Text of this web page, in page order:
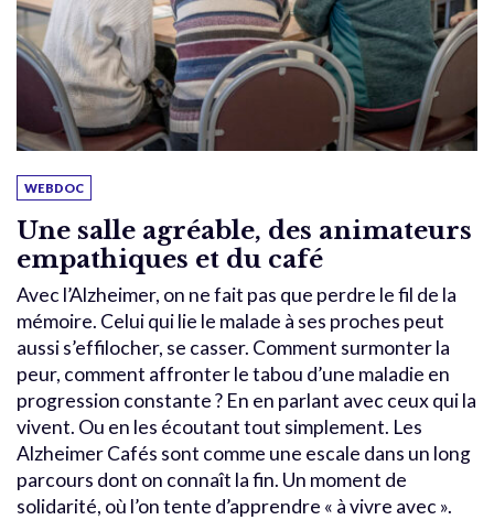
WEBDOC
Une salle agréable, des animateurs
empathiques et du café
Avec l’Alzheimer, on ne fait pas que perdre le fil de la
mémoire. Celui qui lie le malade à ses proches peut
aussi s’effilocher, se casser. Comment surmonter la
peur, comment affronter le tabou d’une maladie en
progression constante ? En en parlant avec ceux qui la
vivent. Ou en les écoutant tout simplement. Les
Alzheimer Cafés sont comme une escale dans un long
parcours dont on connaît la fin. Un moment de
solidarité, où l’on tente d’apprendre « à vivre avec ».